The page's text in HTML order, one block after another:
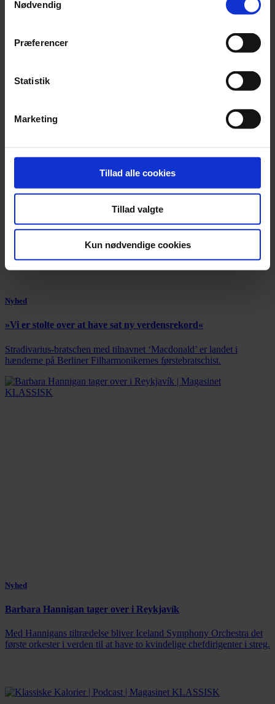
Nødvendig
Præferencer
Statistik
Marketing
Tillad alle cookies
Tillad valgte
Kun nødvendige cookies
Orkesterledelse forbyder røde nelliker
nu slår ledelsen hårdt ned på det røde symbol.
Nyhed
»Vi er stolte over at have sat ny verdensrekord«
Stradivarius-bratschen med tilnavnet ‘Macdonald’ er landet i
hænderne på Berliner Filharmonikernes førstebratschist.
Nyhed
Barbara Hannigan tager over i Reykjavík
Med Hannigans tiltrædelse bliver Iceland Symphony Orchestra det
første orkester i verden til at have to kvindelige chefdirigenter i streg.